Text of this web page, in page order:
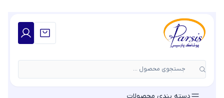
جستجوی محصول ...